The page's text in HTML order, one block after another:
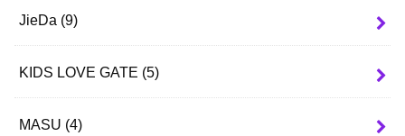
JieDa (9)
KIDS LOVE GATE (5)
MASU (4)